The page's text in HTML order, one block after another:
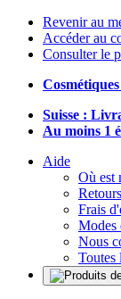
Revenir au
Accéder au
Consulter le
Suisse :
Au moins 1
Aide
Où est
Retours
Frais
Modes
Nous
Toutes